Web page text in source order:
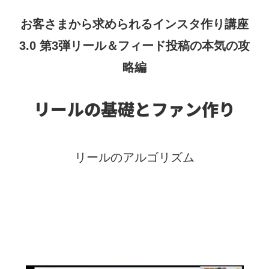
お客さまから求められるインスタ作り講座
3.0 第3弾リール＆フィード投稿の本気の攻
略編
リールの基礎とファン作り
リールのアルゴリズム